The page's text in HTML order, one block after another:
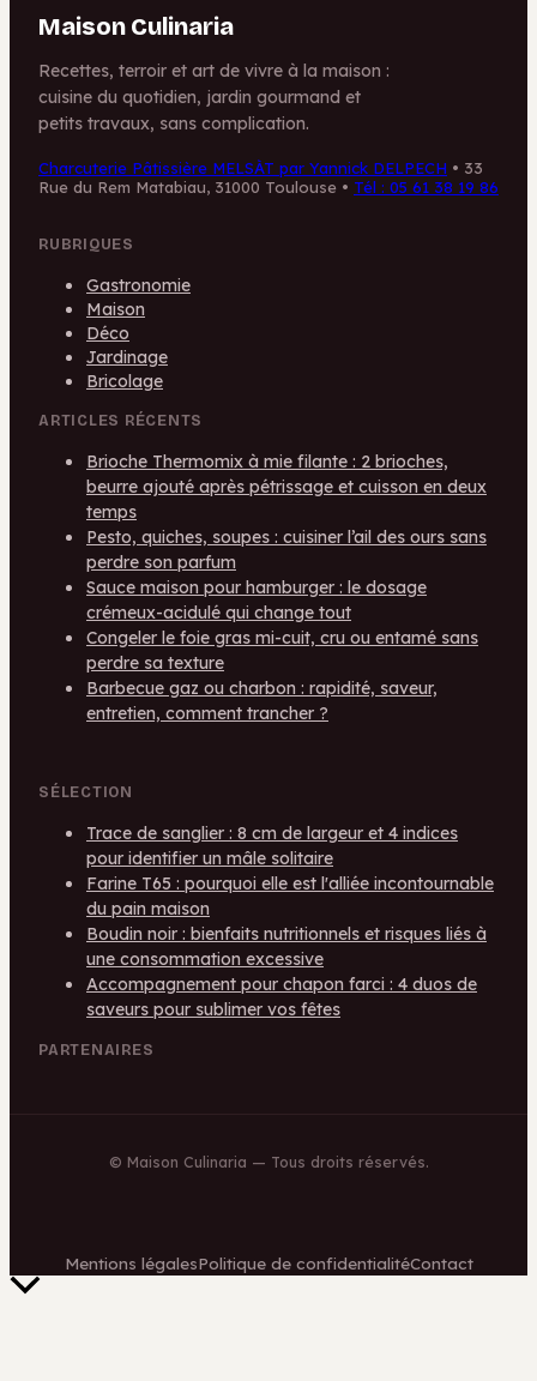
Maison Culinaria
Recettes, terroir et art de vivre à la maison :
cuisine du quotidien, jardin gourmand et
petits travaux, sans complication.
Charcuterie Pâtissière MELSÀT par Yannick DELPECH • 33
Rue du Rem Matabiau, 31000 Toulouse • Tél : 05 61 38 19 86
RUBRIQUES
Gastronomie
Maison
Déco
Jardinage
Bricolage
ARTICLES RÉCENTS
Brioche Thermomix à mie filante : 2 brioches,
beurre ajouté après pétrissage et cuisson en deux
temps
Pesto, quiches, soupes : cuisiner l’ail des ours sans
perdre son parfum
Sauce maison pour hamburger : le dosage
crémeux-acidulé qui change tout
Congeler le foie gras mi-cuit, cru ou entamé sans
perdre sa texture
Barbecue gaz ou charbon : rapidité, saveur,
entretien, comment trancher ?
SÉLECTION
Trace de sanglier : 8 cm de largeur et 4 indices
pour identifier un mâle solitaire
Farine T65 : pourquoi elle est l'alliée incontournable
du pain maison
Boudin noir : bienfaits nutritionnels et risques liés à
une consommation excessive
Accompagnement pour chapon farci : 4 duos de
saveurs pour sublimer vos fêtes
PARTENAIRES
© Maison Culinaria — Tous droits réservés.
Mentions légalesPolitique de confidentialitéContact